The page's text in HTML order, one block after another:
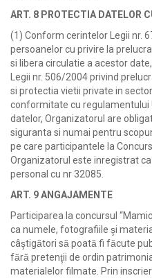
ART. 8 PROTECTIA DATELOR
(1) Conform cerintelor Legii nr.
persoanelor cu privire la
si libera circulatie a acestor
Legii nr. 506/2004 privind
si protectia vietii private in
conformitate cu​ regulamentului
datelor​, Organizatorul are
siguranta si numai pentru
pe care participantele la
Organizatorul este inregistrat
personal cu nr ​ 32085.
ART. 9ANGAJAMENTE
Participarea la concursul
ca numele, fotografiile şi
câştigători să poată fi făcute
fără pretenţii de ordin
materialelor filmate. ​Prin